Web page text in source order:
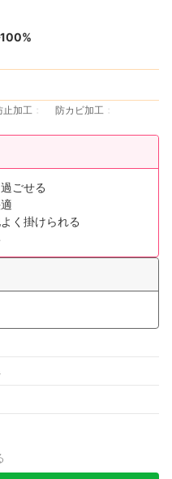
止加工
防カビ加工
ごせる
く掛けられる